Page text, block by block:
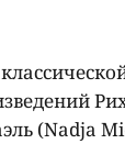
(Nadja